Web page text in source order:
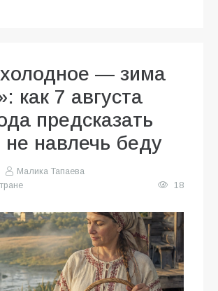
— зима
как 7 августа
предсказать
не навлечь беду
Малика Тапаева
18